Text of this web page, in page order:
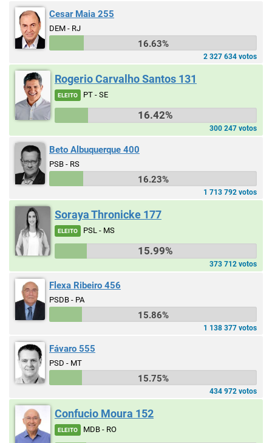
Cesar Maia 255
DEM - RJ
16.63%
2 327 634 votos
Rogerio Carvalho Santos 131
ELEITO PT - SE
16.42%
300 247 votos
Beto Albuquerque 400
PSB - RS
16.23%
1 713 792 votos
Soraya Thronicke 177
ELEITO PSL - MS
15.99%
373 712 votos
Flexa Ribeiro 456
PSDB - PA
15.86%
1 138 377 votos
Fávaro 555
PSD - MT
15.75%
434 972 votos
Confucio Moura 152
ELEITO MDB - RO